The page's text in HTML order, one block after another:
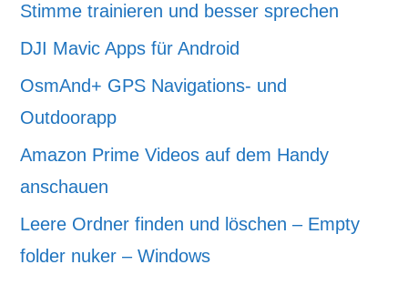
Stimme trainieren und besser sprechen
DJI Mavic Apps für Android
OsmAnd+ GPS Navigations- und
Outdoorapp
Amazon Prime Videos auf dem Handy
anschauen
Leere Ordner finden und löschen – Empty
folder nuker – Windows